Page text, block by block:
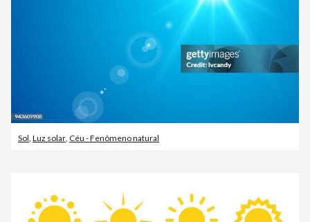
Sol Luz solar Céu - Fenômeno natural